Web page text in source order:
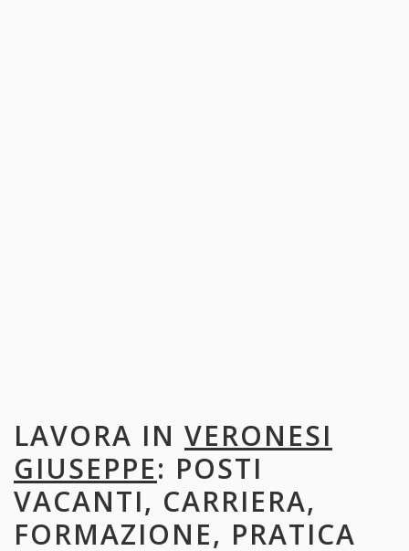
LAVORA IN VERONESI
GIUSEPPE: POSTI
VACANTI, CARRIERA,
FORMAZIONE, PRATICA